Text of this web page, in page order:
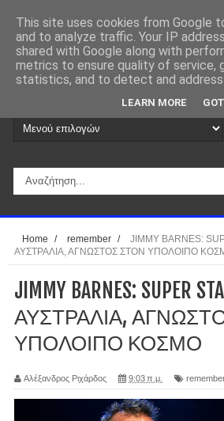
Home / remember /
JIMMY BARNES:
ΑΥΣΤΡΑΛΙΑ, ΑΓΝΩΣΤΟΣ ΣΤΟΝ ΥΠΟΛΟΙΠΟ
JIMMY BARNES: SUPER
ΑΥΣΤΡΑΛΙΑ,
ΥΠΟΛΟΙΠΟ ΚΟΣΜΟ
Αλέξανδρος Ριχάρδος 9:03 π.μ.
This site uses cookies from Google
and to analyze traffic. Your IP
shared with Google along with
metrics to ensure quality of service,
statistics, and to detect and address
LEARN MORE